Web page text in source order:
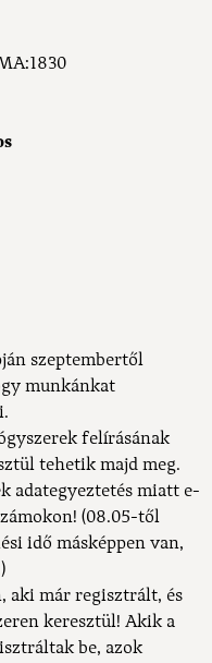
szeptembertől
munkánkat
felírásának
tehetik majd meg.
adategyeztetés miatt e-
(08.05-től
idő másképpen van,
aki már regisztrált, és
keresztül! Akik a
be, azok